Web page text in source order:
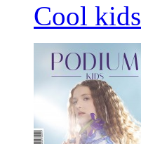
Cool kids